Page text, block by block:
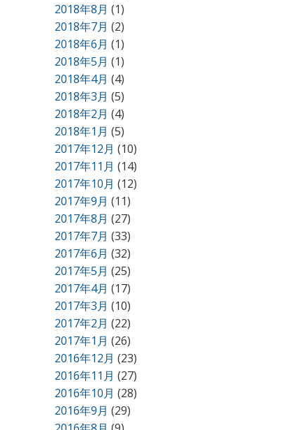
2018年8月 (1)
2018年7月 (2)
2018年6月 (1)
2018年5月 (1)
2018年4月 (4)
2018年3月 (5)
2018年2月 (4)
2018年1月 (5)
2017年12月 (10)
2017年11月 (14)
2017年10月 (12)
2017年9月 (11)
2017年8月 (27)
2017年7月 (33)
2017年6月 (32)
2017年5月 (25)
2017年4月 (17)
2017年3月 (10)
2017年2月 (22)
2017年1月 (26)
2016年12月 (23)
2016年11月 (27)
2016年10月 (28)
2016年9月 (29)